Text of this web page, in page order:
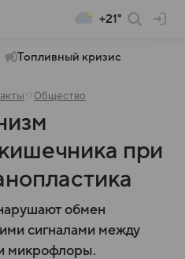
+21°
Топливный кризис
Общество
при
обмен
сигналами между
микрофлоры.